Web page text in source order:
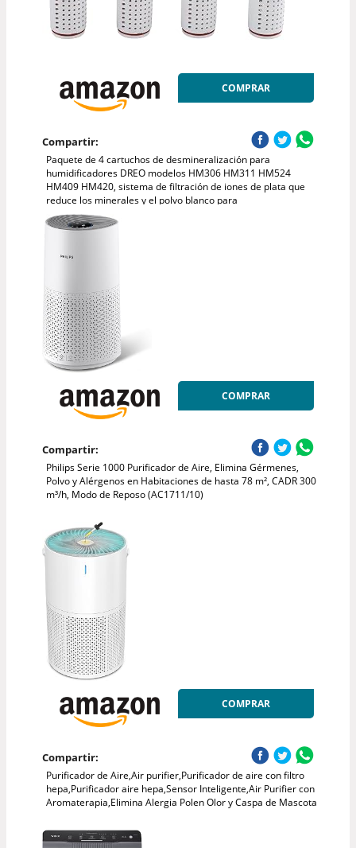
COMPRAR
Compartir:
Paquete de 4 cartuchos de desmineralización para
humidificadores DREO modelos HM306 HM311 HM524
HM409 HM420, sistema de filtración de iones de plata que
reduce los minerales y el polvo blanco para
COMPRAR
Compartir:
Philips Serie 1000 Purificador de Aire, Elimina Gérmenes,
Polvo y Alérgenos en Habitaciones de hasta 78 m², CADR 300
m³/h, Modo de Reposo (AC1711/10)
COMPRAR
Compartir:
Purificador de Aire,Air purifier,Purificador de aire con filtro
hepa,Purificador aire hepa,Sensor Inteligente,Air Purifier con
Aromaterapia,Elimina Alergia Polen Olor y Caspa de Mascota